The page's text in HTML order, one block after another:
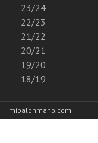
23/24
22/23
21/22
20/21
19/20
18/19
mibalonmano.com